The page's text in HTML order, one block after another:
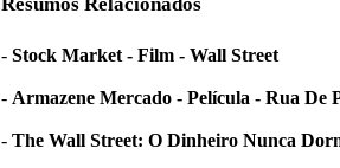
Resumos Relacionados
- Stock Market - Film - Wall Street
- Armazene Mercado - Película - Rua De
- The Wall Street: O Dinheiro Nunca